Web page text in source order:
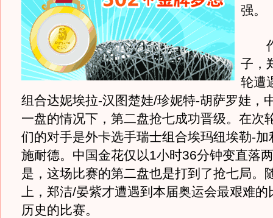
强。
作
子，
轮遭
组合达妮埃拉-汉图楚娃/珍妮特-胡萨罗娃，
一盘的情况下，第二盘抢七成功晋级。在次
们的对手是外卡选手瑞士组合埃玛纽埃勒-
施耐德。中国金花仅以1小时36分钟变直落
是，这场比赛的第二盘也是打到了抢七局。
上，郑洁/晏紫才遭遇到本届奥运会最艰难的
历史的比赛。